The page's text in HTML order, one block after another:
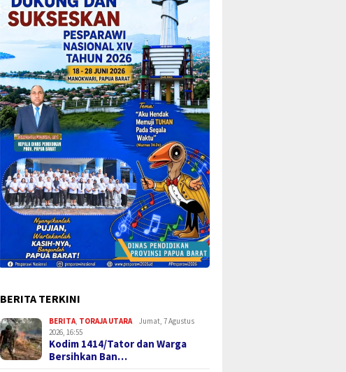
BERITA TERKINI
BERITA TORAJA UTARA
Jumat, 7 Agustus
2026, 16:55
Kodim 1414/Tator dan Warga
Bersihkan Ban…